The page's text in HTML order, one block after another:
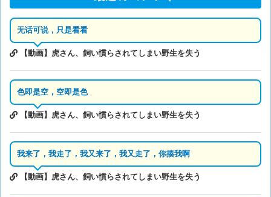
无话可说，只是看看
【動画】虎さん、飼い慣らされてしまい野生を失う
色即是空，空即是色
【動画】虎さん、飼い慣らされてしまい野生を失う
我来了，我走了，我又来了，我又走了，你揍我啊
【動画】虎さん、飼い慣らされてしまい野生を失う